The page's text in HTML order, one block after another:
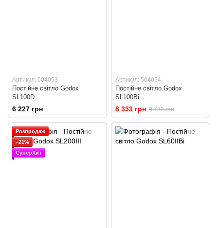
Артикул: 504053
Постійне світло Godox
SL100D
6 227 грн
Артикул: 504054
Постійне світло Godox
SL100Bi
8 333 грн 9 722 грн
Розпродаж
−21%
СуперХит